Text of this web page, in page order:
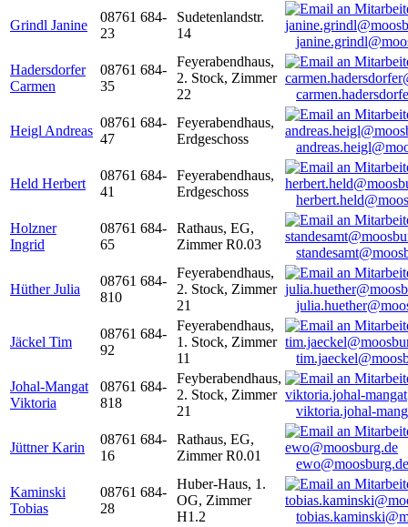
Grindl Janine
08761 684-
23
Sudetenlandstr.
14
Hadersdorfer
Carmen
08761 684-
35
Feyerabendhaus,
2. Stock, Zimmer
22
Heigl Andreas
08761 684-
47
Feyerabendhaus,
Erdgeschoss
Held Herbert
08761 684-
41
Feyerabendhaus,
Erdgeschoss
Holzner
Ingrid
08761 684-
65
Rathaus, EG,
Zimmer R0.03
Hüther Julia
08761 684-
810
Feyerabendhaus,
2. Stock, Zimmer
21
Jäckel Tim
08761 684-
92
Feyerabendhaus,
1. Stock, Zimmer
11
Johal-Mangat
Viktoria
08761 684-
818
Feyberabendhaus,
2. Stock, Zimmer
21
viktoria.johal-
Jüttner Karin
08761 684-
16
Rathaus, EG,
Zimmer R0.01
ewo@moosburg.de
Kaminski
Tobias
08761 684-
28
Huber-Haus, 1.
OG, Zimmer
H1.2